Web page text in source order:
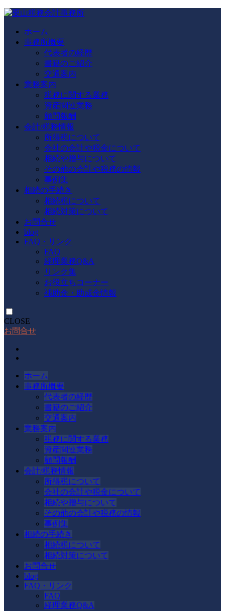
ホーム
事務所概要
代表者の経歴
書籍のご紹介
交通案内
業務案内
税務に関する業務
資産関連業務
顧問報酬
会計/税務情報
所得税について
会社の会計や税金について
相続や贈与について
その他の会計や税務の情報
事例集
相続の手続き
相続税について
相続対策について
お問合せ
blog
FAQ・リンク
FAQ
経理業務Q&A
リンク集
お役立ちコーナー
補助金・助成金情報
CLOSE
お問合せ
ホーム
事務所概要
代表者の経歴
書籍のご紹介
交通案内
業務案内
税務に関する業務
資産関連業務
顧問報酬
会計/税務情報
所得税について
会社の会計や税金について
相続や贈与について
その他の会計や税務の情報
事例集
相続の手続き
相続税について
相続対策について
お問合せ
blog
FAQ・リンク
FAQ
経理業務Q&A